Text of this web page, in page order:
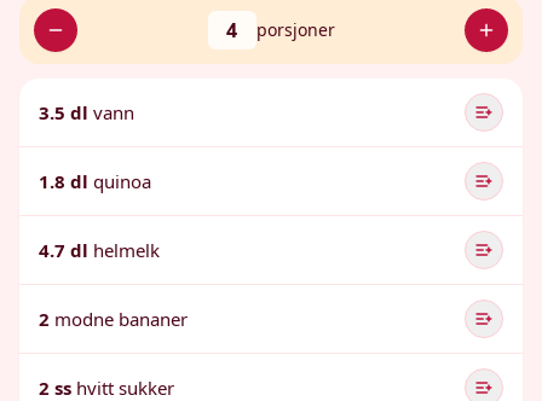
4 porsjoner
3.5 dl vann
1.8 dl quinoa
4.7 dl helmelk
2 modne bananer
2 ss hvitt sukker